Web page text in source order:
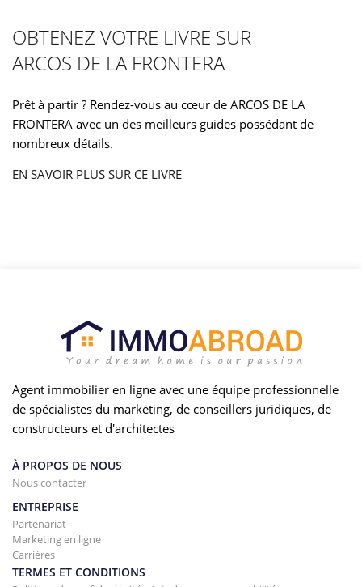
OBTENEZ VOTRE LIVRE SUR
ARCOS DE LA FRONTERA
Prêt à partir ? Rendez-vous au cœur de ARCOS DE LA
FRONTERA avec un des meilleurs guides possédant de
nombreux détails.
EN SAVOIR PLUS SUR CE LIVRE
Agent immobilier en ligne avec une équipe professionnelle
de spécialistes du marketing, de conseillers juridiques, de
constructeurs et d'architectes
À PROPOS DE NOUS
Nous contacter
ENTREPRISE
Partenariat
Marketing en ligne
Carrières
TERMES ET CONDITIONS